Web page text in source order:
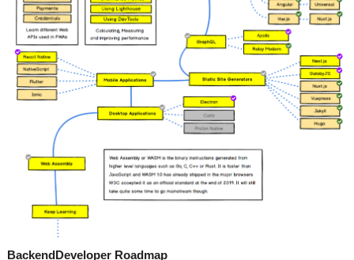
BackendDeveloper Roadmap